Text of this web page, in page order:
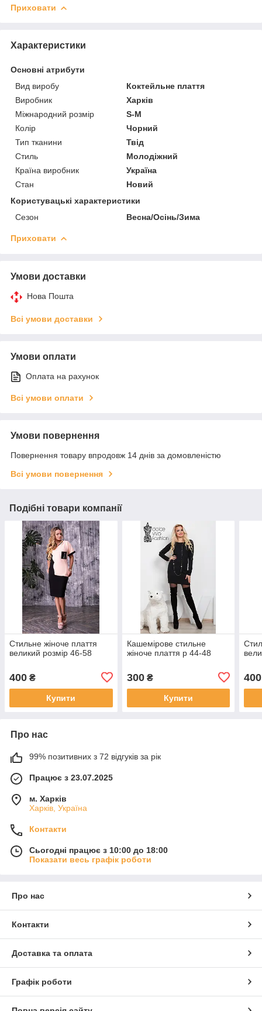
Приховати
Характеристики
Основні атрибути
Вид виробу
Коктейльне плаття
Виробник
Харків
Міжнародний розмір
S-M
Колір
Чорний
Тип тканини
Твід
Стиль
Молодіжний
Країна виробник
Україна
Стан
Новий
Користувацькі характеристики
Сезон
Весна/Осінь/Зима
Приховати
Умови доставки
Нова Пошта
Всі умови доставки
Умови оплати
Оплата на рахунок
Всі умови оплати
Умови повернення
Повернення товару впродовж 14 днів за домовленістю
Всі умови повернення
Подібні товари компанії
Стильне жіноче плаття
великий розмір 46-58
400 ₴
Купити
Кашемірове стильне
жіноче плаття р 44-48
300₴
Купити
400
Про нас
99% позитивних з 72 відгуків за рік
Працює з 23.07.2025
м. Харків
Харків, Україна
Контакти
Сьогодні працює з 10:00 до 18:00
Показати весь графік роботи
Про нас
Контакти
Доставка та оплата
Графік роботи